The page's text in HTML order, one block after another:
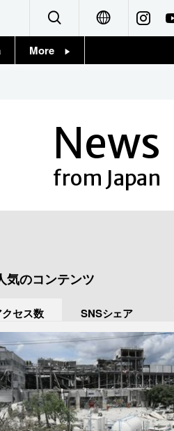
Français
More
News
from Japan
気のコンテンツ
クセス数 SNSシェア